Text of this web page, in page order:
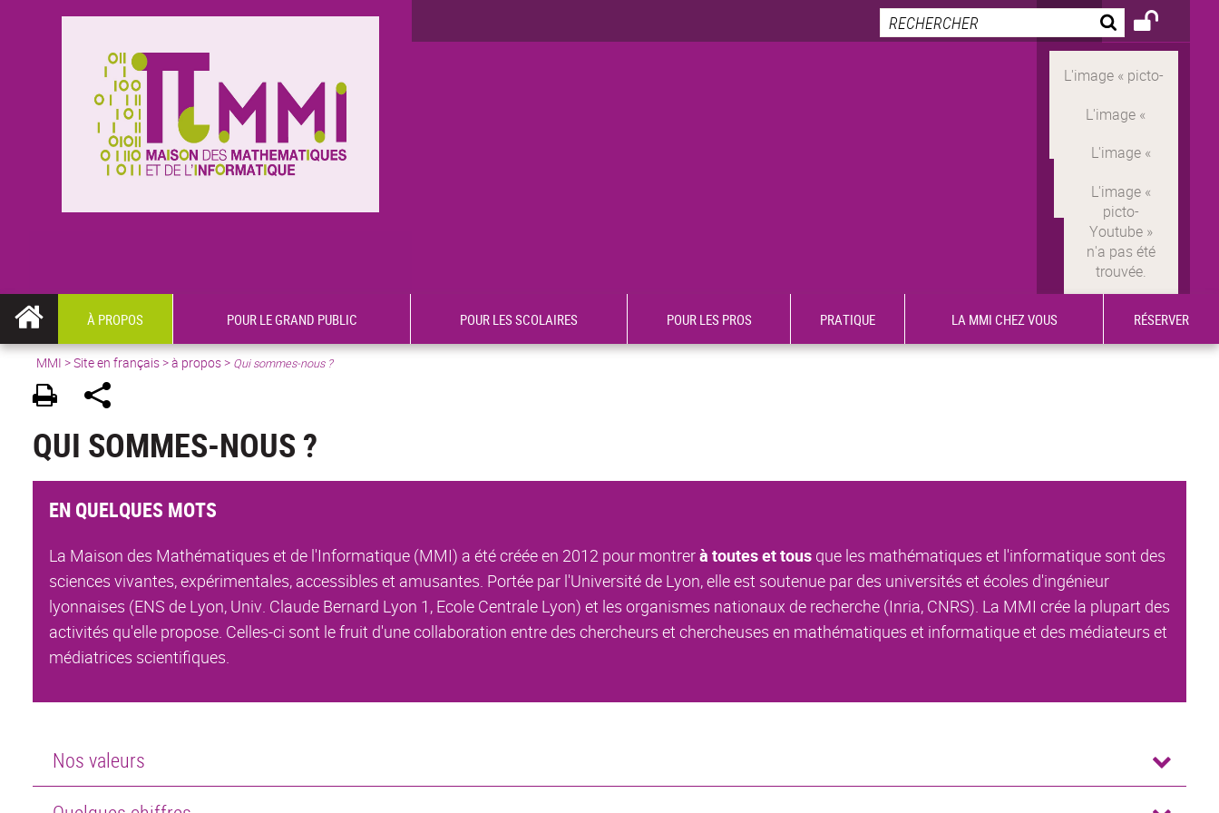
À PROPOS POUR LE GRAND PUBLIC POUR LES SCOLAIRES POUR LES PROS PRATIQUE LA MMI CHEZ VOUS RÉSERVER
MMI >Site en français> à propos > Qui sommes-nous ?
QUI SOMMES-NOUS ?
EN QUELQUES MOTS
La Maison des Mathématiques et de l'Informatique (MMI) a été créée en 2012 pour montrerà toutes et tous que les mathématiques et l'informatique sont des
sciences vivantes, expérimentales, accessibles et amusantes. Portée par l'Université de Lyon, elle est soutenue par des universités et écoles d'ingénieur
lyonnaises (ENS de Lyon, Univ. Claude Bernard Lyon 1, Ecole Centrale Lyon) et les organismes nationaux de recherche (Inria, CNRS). La MMI crée la plupart des
activités qu'elle propose. Celles-ci sont le fruit d'une collaboration entre des chercheurs et chercheuses en mathématiques et informatique et des médiateurs et
médiatrices scientifiques.
Nos valeurs